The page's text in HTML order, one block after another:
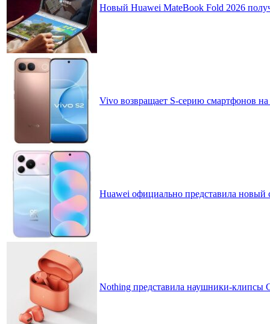
Новый Huawei MateBook Fold 2026
Vivo возвращает S-серию смартфонов
Huawei официально представила
Nothing представила наушники-клипсы